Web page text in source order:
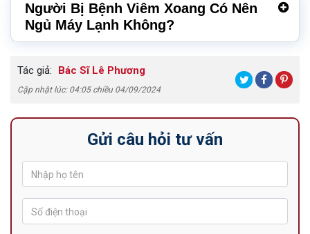
Người Bị Bệnh Viêm Xoang Có Nên
Ngủ Máy Lạnh Không?
Tác giả: Bác Sĩ Lê Phương
Cập nhật lúc: 04:05 chiều 04/09/2024
Gửi câu hỏi tư vấn